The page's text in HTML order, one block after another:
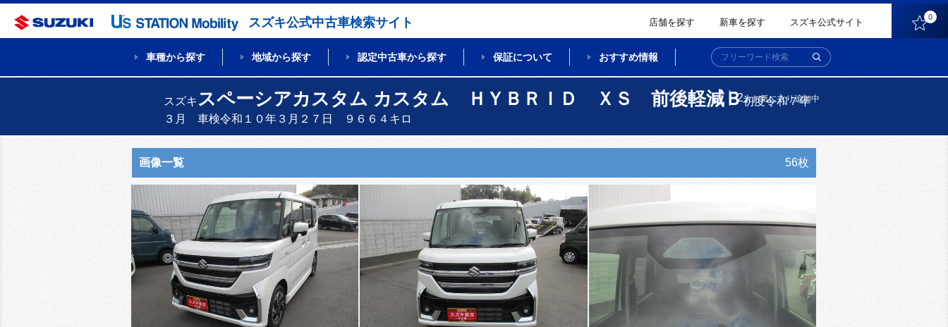
スズキ公式中古車検索サイト 店舗を探す 新車を探す スズキ公式サイト 0
車種から探す 地域から探す 認定中古車から探す 保証について おすすめ情報
スズキスペーシアカスタム カスタム ＨＹＢＲＩＤ ＸＳ 前後軽減Ｂ初度令和７年
３月 車検令和１０年３月２７日 ９６６４キロ
2人お気に入り追加中
画像一覧 56枚